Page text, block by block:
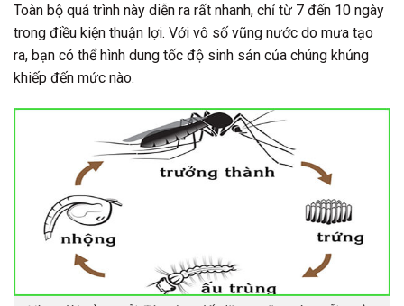
Toàn bộ quá trình này diễn ra rất nhanh, chỉ từ 7 đến 10 ngày
trong điều kiện thuận lợi. Với vô số vũng nước do mưa tạo
ra, bạn có thể hình dung tốc độ sinh sản của chúng khủng
khiếp đến mức nào.